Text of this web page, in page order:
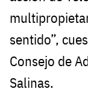
sentido”,
Consejo de
Salinas.